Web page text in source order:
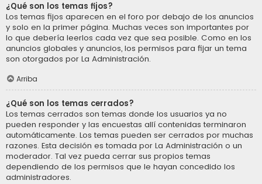
¿Qué son los temas fijos?
Los temas fijos aparecen en el foro por debajo de los anuncios
y solo en la primer página. Muchas veces son importantes por
lo que debería leerlos cada vez que sea posible. Como en los
anuncios globales y anuncios, los permisos para fijar un tema
son otorgados por La Administración.
Arriba
¿Qué son los temas cerrados?
Los temas cerrados son temas donde los usuarios ya no
pueden responder y las encuestas allí contenidas terminaron
automáticamente. Los temas pueden ser cerrados por muchas
razones. Esta decisión es tomada por La Administración o un
moderador. Tal vez pueda cerrar sus propios temas
dependiendo de los permisos que le hayan concedido los
administradores.